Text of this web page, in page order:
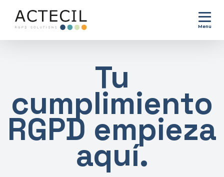
Menu
Tu
cumplimiento
RGPD empieza
aquí.